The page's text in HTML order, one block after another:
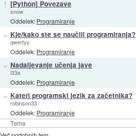
Tema
! [Python] Povezave
snow
Oddelek: Programiranje
» Kje/kako ste se naučili programiranja?
qwertyy
Oddelek: Programiranje
» Nadaljevanje učenja jave
i33a
Oddelek: Programiranje
» Kateri programski jezik za začetnika?
robinson33
Oddelek: Programiranje